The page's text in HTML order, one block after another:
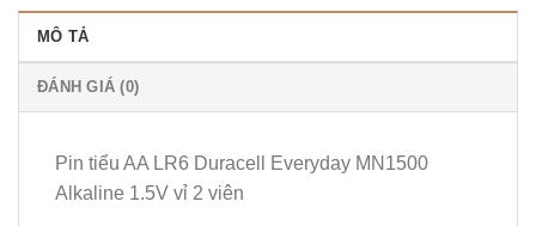
MÔ TẢ
ĐÁNH GIÁ (0)
Pin tiểu AA LR6 Duracell Everyday MN1500
Alkaline 1.5V vỉ 2 viên